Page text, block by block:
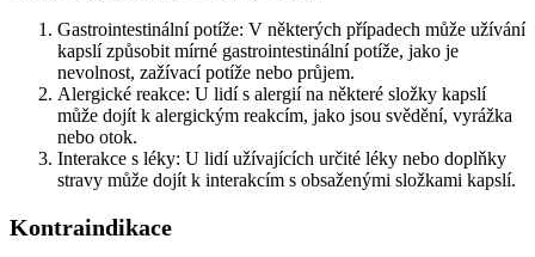
Gastrointestinální potíže: V některých případech může užívání
kapslí způsobit mírné gastrointestinální potíže, jako je
nevolnost, zažívací potíže nebo průjem.
Alergické reakce: U lidí s alergií na některé složky kapslí
může dojít k alergickým reakcím, jako jsou svědění, vyrážka
nebo otok.
Interakce s léky: U lidí užívajících určité léky nebo doplňky
stravy může dojít k interakcím s obsaženými složkami kapslí.
Kontraindikace